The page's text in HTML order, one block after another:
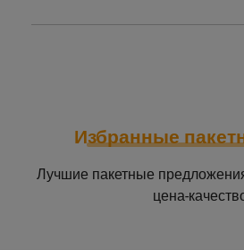
Избранные
Лучшие пакетные
цена-